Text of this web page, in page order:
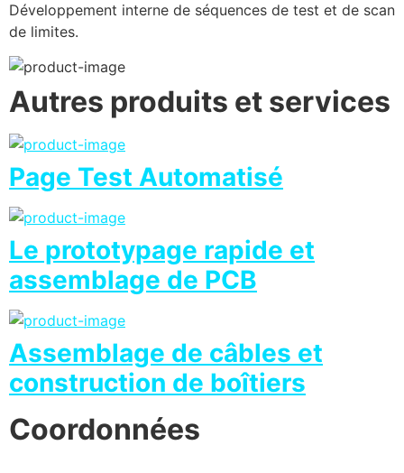
Développement interne de séquences de test et de scan
de limites.
Autres produits et services
Page Test Automatisé
Le prototypage rapide et
assemblage de PCB
Assemblage de câbles et
construction de boîtiers
Coordonnées